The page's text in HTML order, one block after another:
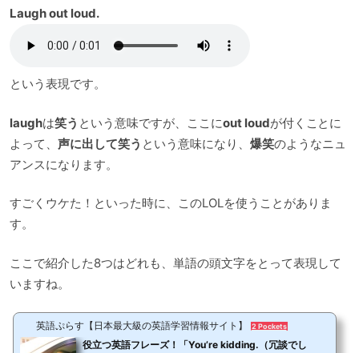
Laugh out loud.
という表現です。
laughは笑う という意味ですが、ここにout loudが付くことに
よって、 声に出して笑う という意味になり、 爆笑のようなニュ
アンスになります。
すごくウケた！といった時に、このLOLを使うことがありま
す。
ここで紹介した8つはどれも、単語の頭文字をとって表現して
いますね。
英語ぷらす【日本最大級の英語学習情報サイト】 2 Pockets
役立つ英語フレーズ！「You’re kidding.（冗談でし